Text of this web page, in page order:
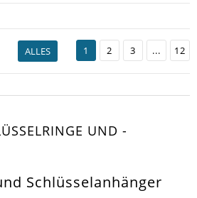
ALLES 1 2 3 ... 12
UND -
Schlüsselanhänger